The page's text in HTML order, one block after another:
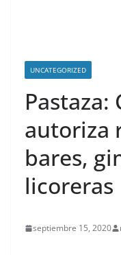
UNCATEGORIZED
Pastaza:
autoriza
bares,
licoreras
septiembre 15, 2020